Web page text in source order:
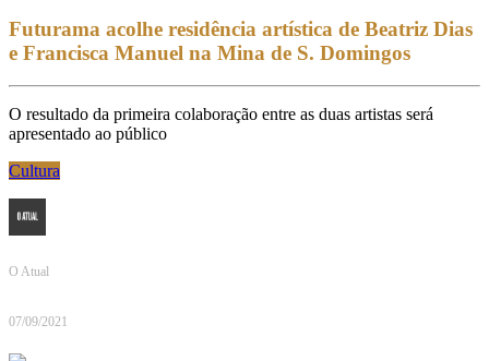
Futurama acolhe residência artística de Beatriz Dias
e Francisca Manuel na Mina de S. Domingos
O resultado da primeira colaboração entre as duas artistas será
apresentado ao público
Cultura
O Atual
07/09/2021